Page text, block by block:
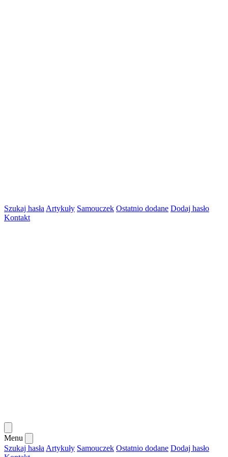
Szukaj hasła Artykuły Samouczek Ostatnio dodane Dodaj hasło
Kontakt
Menu
Szukaj hasła Artykuły Samouczek Ostatnio dodane Dodaj hasło